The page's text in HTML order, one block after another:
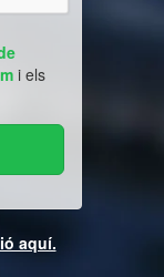
i els
aquí.